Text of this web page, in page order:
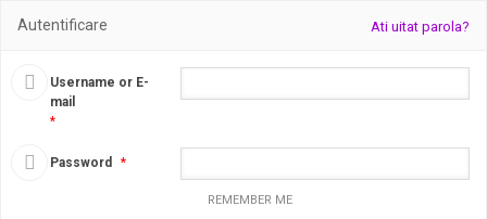
Autentificare Ati uitat parola?
Username or E-
mail
*
Password *
REMEMBER ME